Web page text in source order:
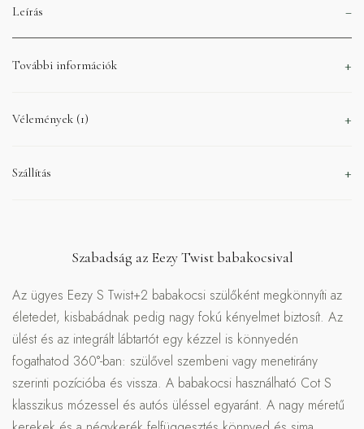
Leírás
További információk
Vélemények (1)
Szállítás
Szabadság az Eezy Twist babakocsival
Az ügyes Eezy S Twist+2 babakocsi szülőként megkönnyíti az
életedet, kisbabádnak pedig nagy fokú kényelmet biztosít. Az
ülést és az integrált lábtartót egy kézzel is könnyedén
fogathatod 360°-ban: szülővel szembeni vagy menetirány
szerinti pozícióba és vissza. A babakocsi használható Cot S
klasszikus mózessel és autós üléssel egyaránt. A nagy méretű